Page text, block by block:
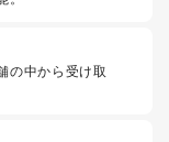
の中から受け取